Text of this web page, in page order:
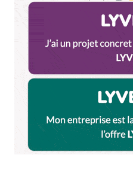
meilleurs !!
Je mérite de
Huttopia Pays de
pourquoi pas moi
emmener mes
Répondre